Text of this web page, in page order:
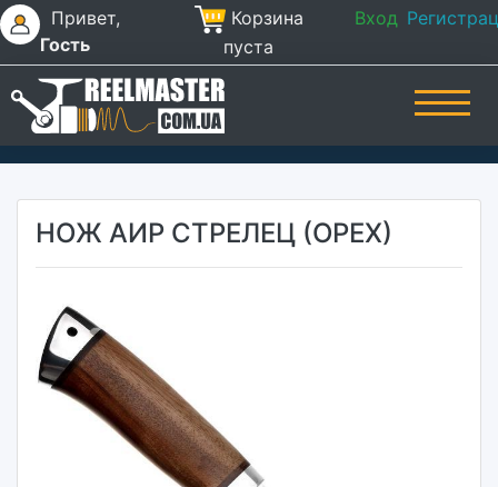
Привет,
Гость
Корзина
пуста
Вход
НОЖ АИР СТРЕЛЕЦ (ОРЕХ)